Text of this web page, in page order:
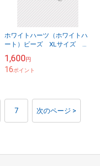
ホワイトハーツ（ホワイトハ
ート）ビーズ XLサイズ ア
1,600円
16ポイント
7 次のページ >